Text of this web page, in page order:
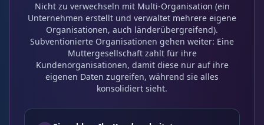
Nicht zu verwechseln mit Multi-Organisation (ein
Unternehmen erstellt und verwaltet mehrere eigene
Organisationen, auch länderübergreifend).
Subventionierte Organisationen gehen weiter: Eine
Muttergesellschaft zahlt für ihre
Kundenorganisationen, damit diese nur auf ihre
eigenen Daten zugreifen, während sie alles
konsolidiert sieht.